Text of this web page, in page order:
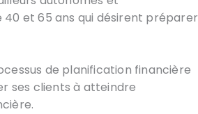
et 65 ans qui désirent préparer
de planification financière
ses clients à atteindre